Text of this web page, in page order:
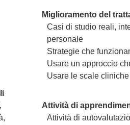
Miglioramento del
Casi di studio reali,
personale
Strategie che
Usare un approccio
Usare le scale
Attività di
Attività di